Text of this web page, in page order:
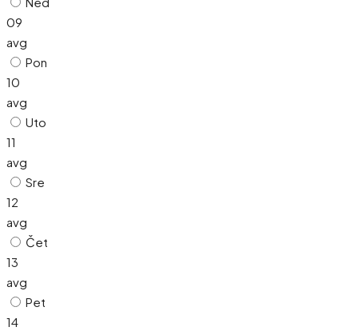
09
avg
Pon
10
avg
Uto
11
avg
Sre
12
avg
Čet
13
avg
Pet
14